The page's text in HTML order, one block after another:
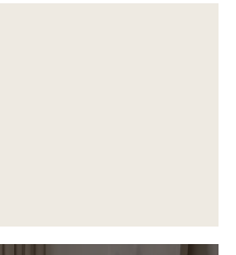
и долговечными.
с вкраплениями
добавляет
ковров,